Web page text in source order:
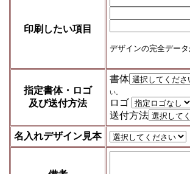
印刷したい項目
デザインの完全デー
指定書体・ロゴ
及び送付方法
書体
い。
ロゴ
送付方法
名入れデザイン見本